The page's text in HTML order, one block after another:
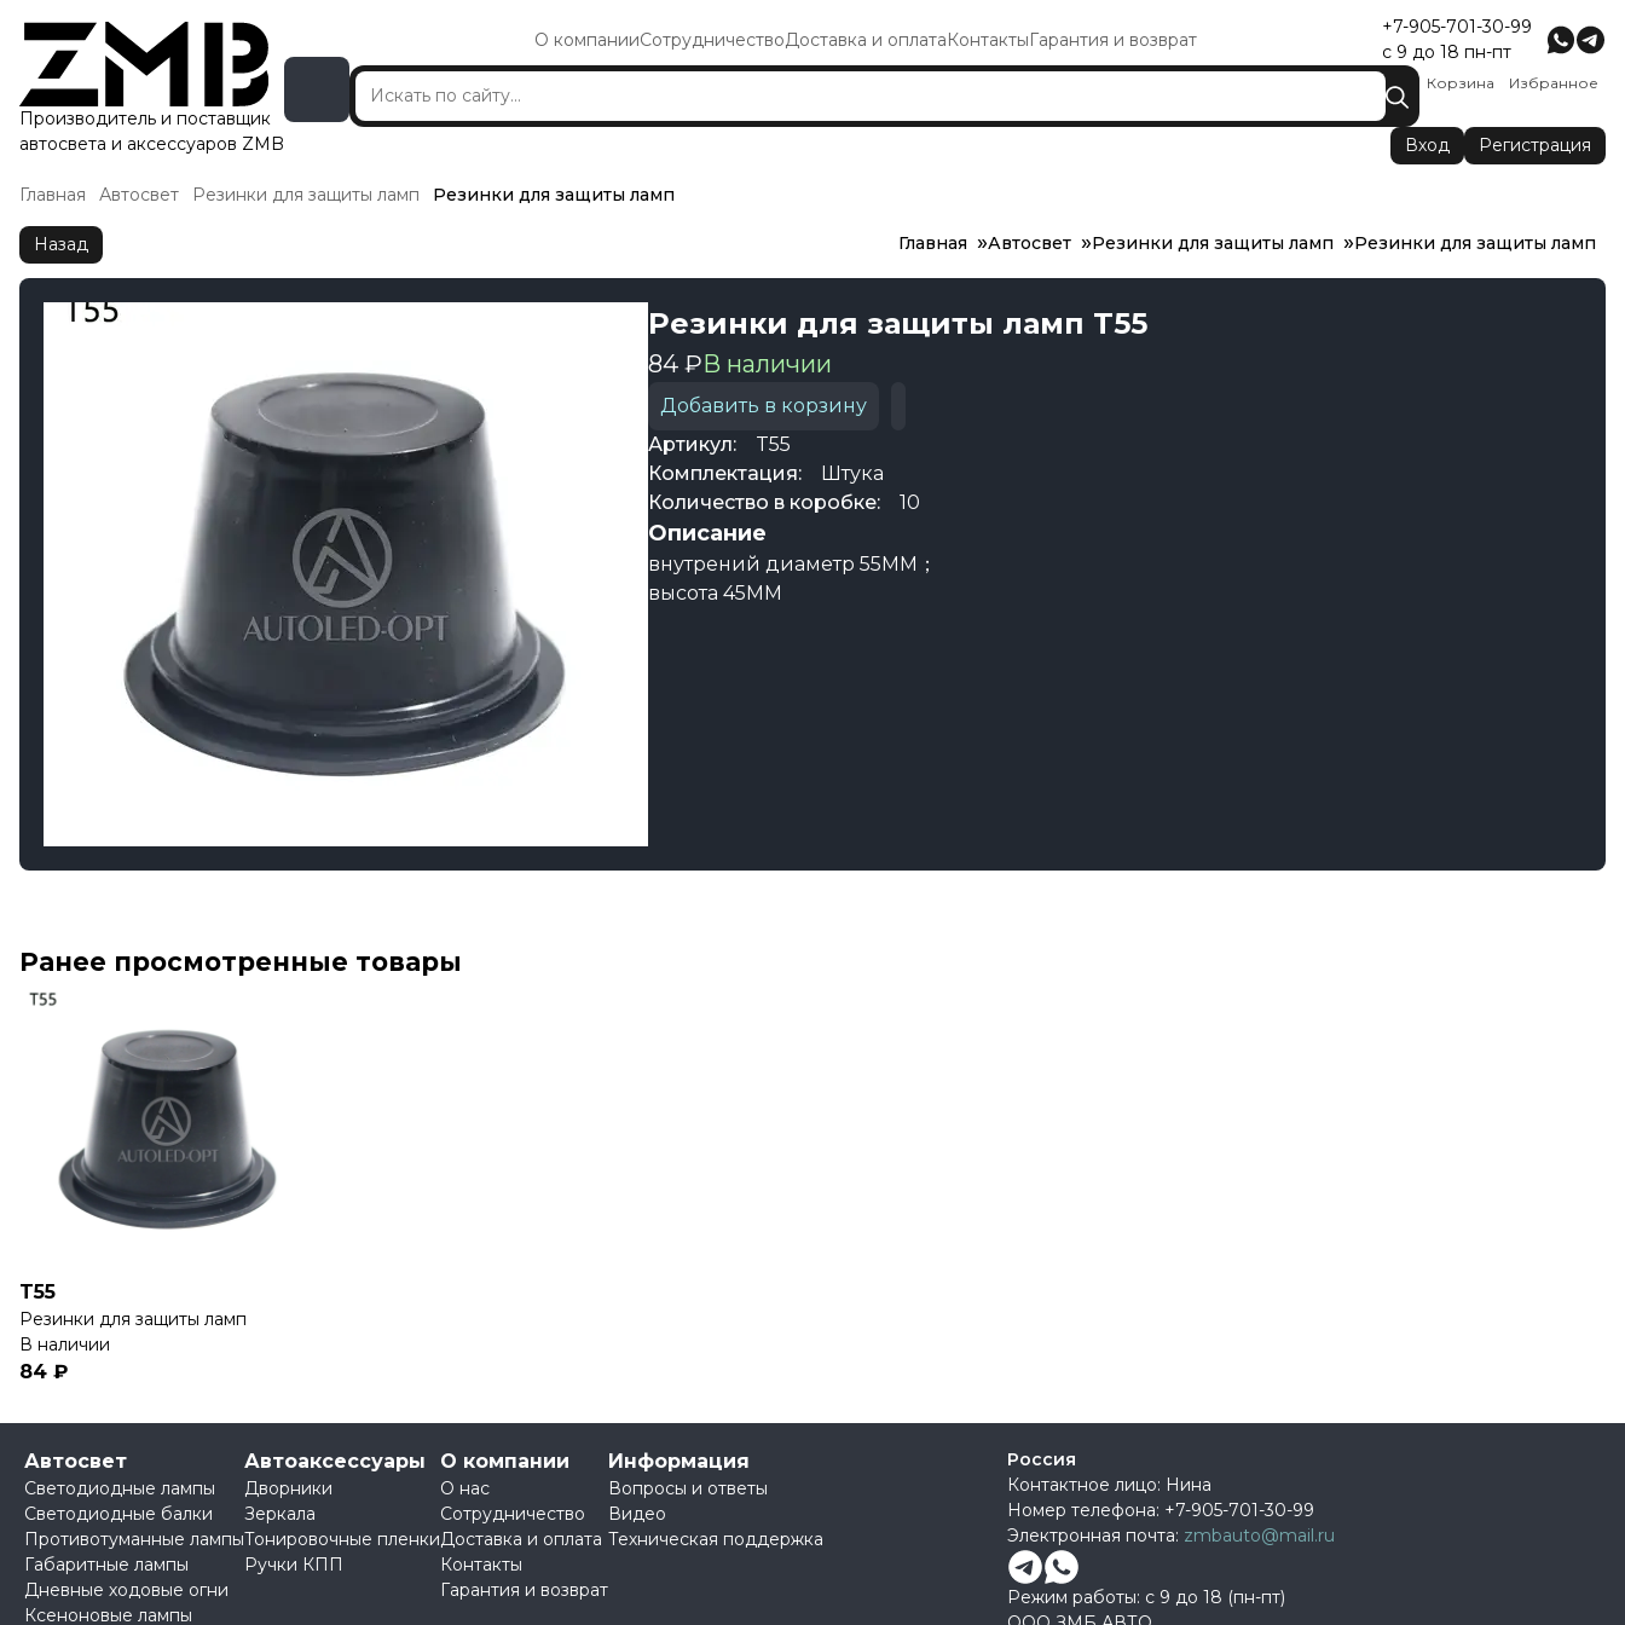
Производитель и поставщик
автосвета и аксессуаров ZMB
О компанииСотрудничествоДоставка и оплатаКонтактыГарантия и возврат
+7-905-701-30-99
с 9 до 18 пн-пт
Корзина Избранное
Вход Регистрация
Главная Автосвет Резинки для защиты ламп Резинки для защиты ламп
Назад Главная Автосвет Резинки для защиты ламп Резинки для защиты ламп
Резинки для защиты ламп T55
84 ₽В наличии
Добавить в корзину
Артикул:
T55
Комплектация:
Штука
Количество в коробке:
10
Описание
внутрений диаметр 55MM；
высота 45MM
Ранее просмотренные товары
T55
Резинки для защиты ламп
В наличии
84 ₽
Автосвет
Светодиодные лампы
Светодиодные балки
Противотуманные лампы
Габаритные лампы
Дневные ходовые огни
Ксеноновые лампы
Автоаксессуары
Дворники
Зеркала
Тонировочные пленки
Ручки КПП
О компании
О нас
Сотрудничество
Доставка и оплата
Контакты
Гарантия и возврат
Информация
Вопросы и ответы
Видео
Техническая поддержка
Россия
Контактное лицо: Нина
Номер телефона: +7-905-701-30-99
Электронная почта: zmbauto@mail.ru
Режим работы: с 9 до 18 (пн-пт)